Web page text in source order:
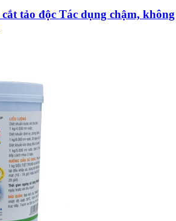
tảo độc Tác dụng chậm, không